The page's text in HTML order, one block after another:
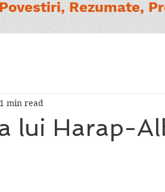
Povestiri, Rezumate,
lui Harap-
1 min read